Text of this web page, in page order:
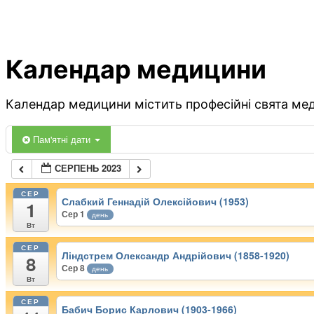
Календар медицини
Календар медицини містить професійні свята
Пам'ятні дати
СЕРПЕНЬ 2023
СЕР
1
Вт
Слабкий Геннадій Олексійович (1953)
Сер 1 день
СЕР
8
Вт
Ліндстрем Олександр Андрійович (1858-1920)
Сер 8 день
СЕР
Бабич Борис Карлович (1903-1966)